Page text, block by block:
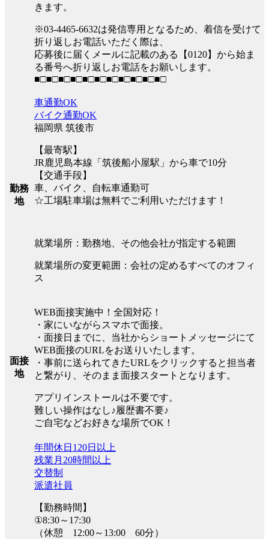
きます。
※03-4465-6632は発信専用となるため、着信を受けて
折り返しお電話いただく際は、
応募後に届くメールに記載のある【0120】から始ま
る番号へ折り返しお電話をお願いします。
■□■□■□■□■□■□■□■□■□■□■□
勤務
地
車通勤OK
バイク通勤OK
福岡県 筑後市
【最寄駅】
JR鹿児島本線「筑後船小屋駅」から車で10分
【交通手段】
車、バイク、自転車通勤可
☆工場駐車場は無料でご利用いただけます！
就業場所：勤務地、その他会社が指定する範囲
就業場所の変更範囲：会社の定めるすべてのオフィ
ス
面接
地
WEB面接実施中！全国対応！
・家にいながらスマホで面接。
・面接日までに、当社からショートメッセージにて
WEB面接のURLをお送りいたします。
・事前に送られてきたURLをクリックすると担当者
と繋がり、そのまま面接スタートとなります。
アプリインストールは不要です。
難しい操作はなし♪履歴書不要♪
ご自宅などお好きな場所でOK！
年間休日120日以上
残業月20時間以上
交替制
派遣社員
【勤務時間】
①8:30～17:30
（休憩 12:00～13:00 60分）